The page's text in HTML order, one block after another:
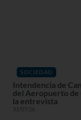
SOCIEDAD
Intendencia de
del Aeropuerto de
la entrevista
31/07/26